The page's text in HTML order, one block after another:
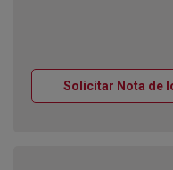
Solicitar Nota de